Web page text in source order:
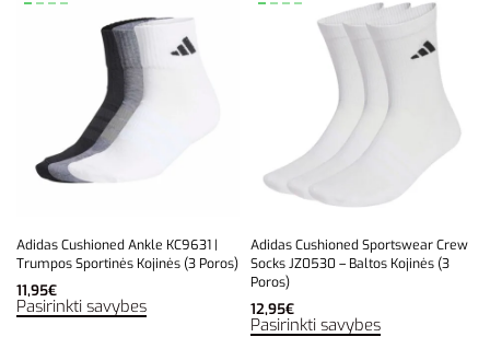
Adidas Cushioned Ankle KC9631 |
Trumpos Sportinės Kojinės (3 Poros)
11,95€
Pasirinkti savybes
Adidas Cushioned Sportswear Crew
Socks JZ0530 – Baltos Kojinės (3
Poros)
12,95€
Pasirinkti savybes